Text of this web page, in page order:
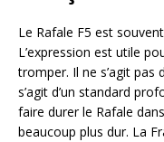
Le Rafale F5 est
L’expression est utile
tromper. Il ne s’agit pas
s’agit d’un standard
faire durer le Rafale
beaucoup plus dur. La